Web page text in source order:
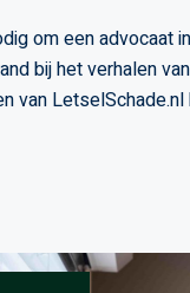
om een advocaat
bij het verhalen
van LetselSchade.nl